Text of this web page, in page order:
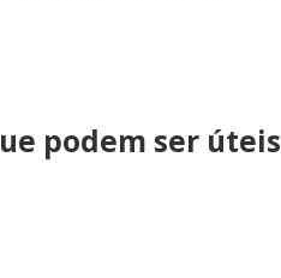
podem ser úteis